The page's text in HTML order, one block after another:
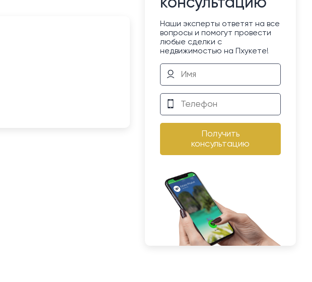
Наши эксперты ответят на все
вопросы и помогут провести
любые сделки с
недвижимостью на Пхукете!
Получить
консультацию